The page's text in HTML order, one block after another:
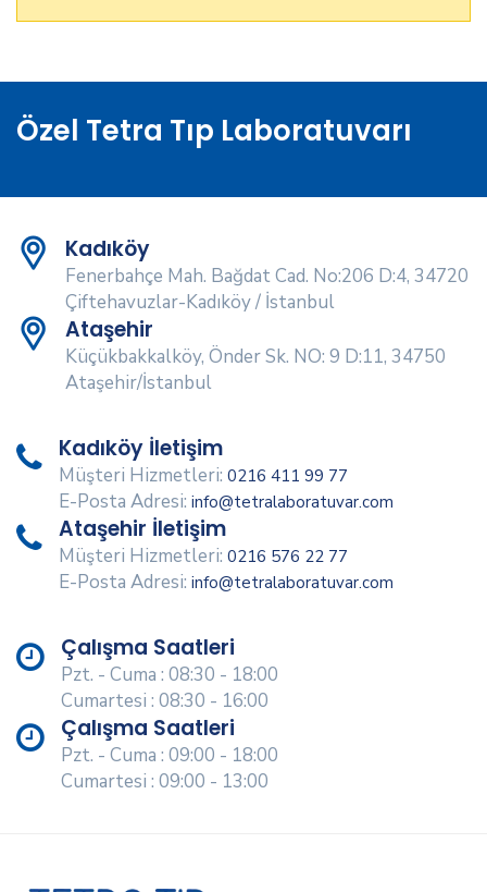
Özel Tetra Tıp Laboratuvarı
Kadıköy
Fenerbahçe Mah. Bağdat Cad. No:206 D:4, 34720
Çiftehavuzlar-Kadıköy / İstanbul
Ataşehir
Küçükbakkalköy, Önder Sk. NO: 9 D:11, 34750
Ataşehir/İstanbul
Kadıköy İletişim
Müşteri Hizmetleri: 0216 411 99 77
E-Posta Adresi: info@tetralaboratuvar.com
Ataşehir İletişim
Müşteri Hizmetleri: 0216 576 22 77
E-Posta Adresi: info@tetralaboratuvar.com
Çalışma Saatleri
Pzt. - Cuma : 08:30 - 18:00
Cumartesi : 08:30 - 16:00
Çalışma Saatleri
Pzt. - Cuma : 09:00 - 18:00
Cumartesi : 09:00 - 13:00